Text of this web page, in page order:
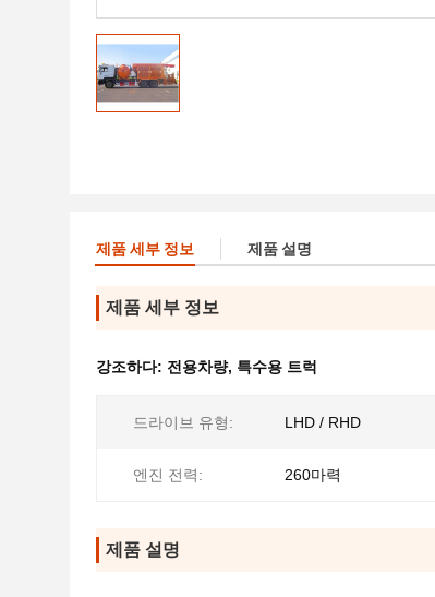
제품 세부 정보 제품 설명
제품 세부 정보
강조하다: 전용차량, 특수용 트럭
드라이브 유형: LHD / RHD
엔진 전력: 260마력
제품 설명